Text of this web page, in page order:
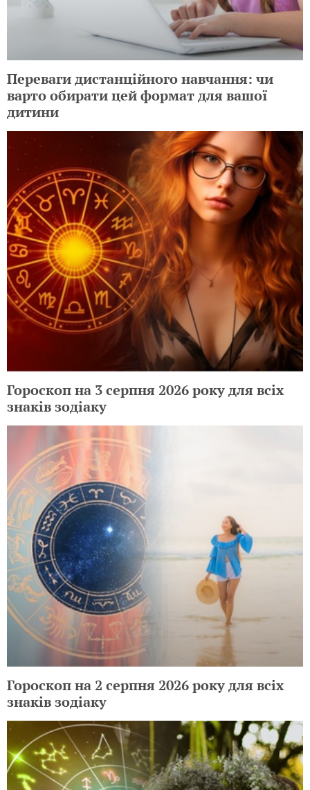
Переваги дистанційного навчання: чи
варто обирати цей формат для вашої
дитини
Гороскоп на 3 серпня 2026 року для всіх
знаків зодіаку
Гороскоп на 2 серпня 2026 року для всіх
знаків зодіаку